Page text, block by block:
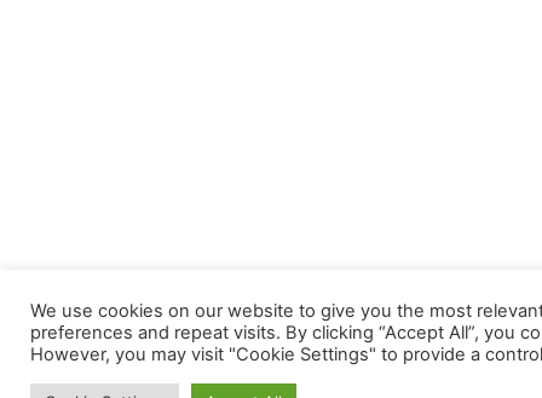
We use cookies on our website to give you the most
preferences and repeat visits. By clicking “Accept All”, you
However, you may visit "Cookie Settings" to provide a